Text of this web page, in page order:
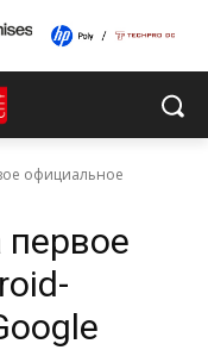
официальное
первое